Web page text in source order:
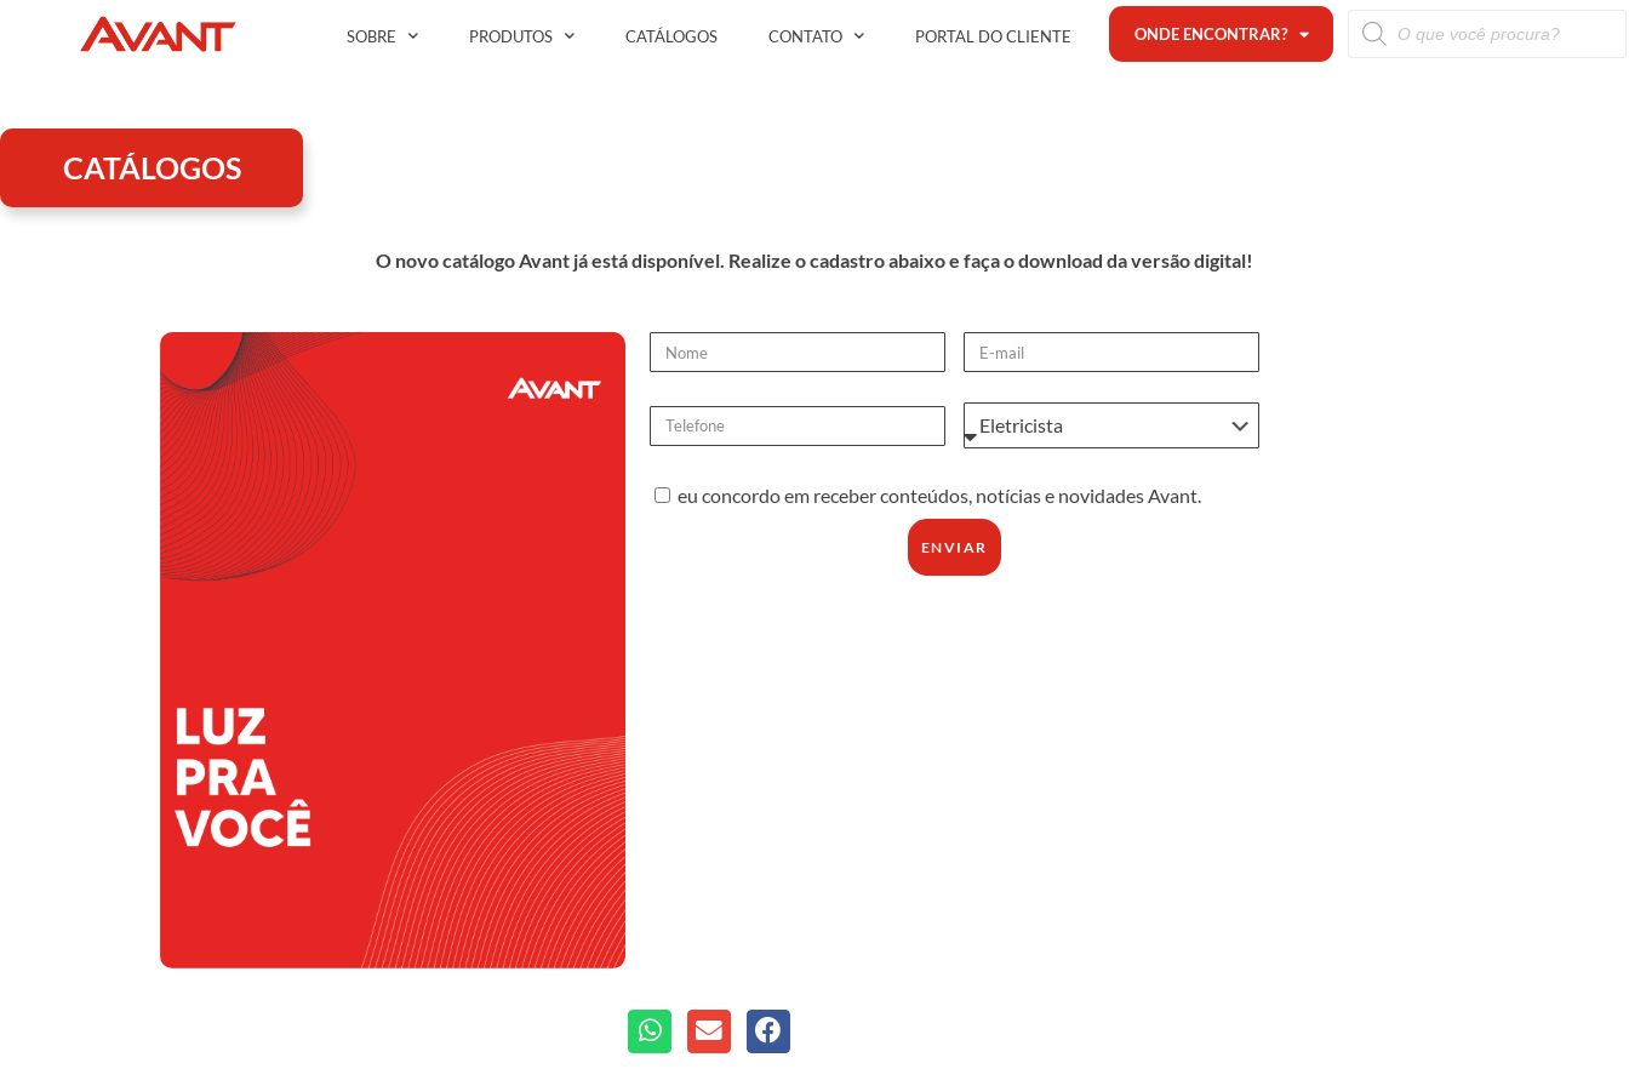
SOBRE PRODUTOS CATÁLOGOS CONTATO PORTAL DO CLIENTE ONDE ENCONTRAR?
CATÁLOGOS
O novo catálogo Avant já está disponível. Realize o cadastro abaixo e faça o download da versão digital!
eu concordo em receber conteúdos, notícias e novidades Avant.
ENVIAR